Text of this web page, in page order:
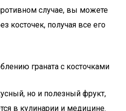
случае, вы можете
косточек, получая все его
граната с косточками
но и полезный фрукт,
в кулинарии и медицине.